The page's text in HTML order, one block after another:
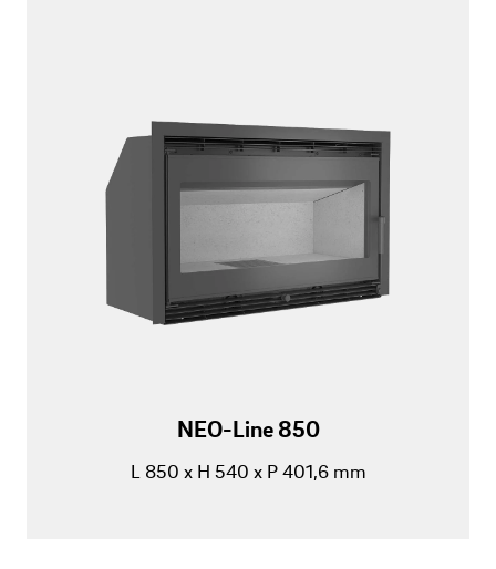
NEO-Line 850
L 850 x H 540 x P 401,6 mm